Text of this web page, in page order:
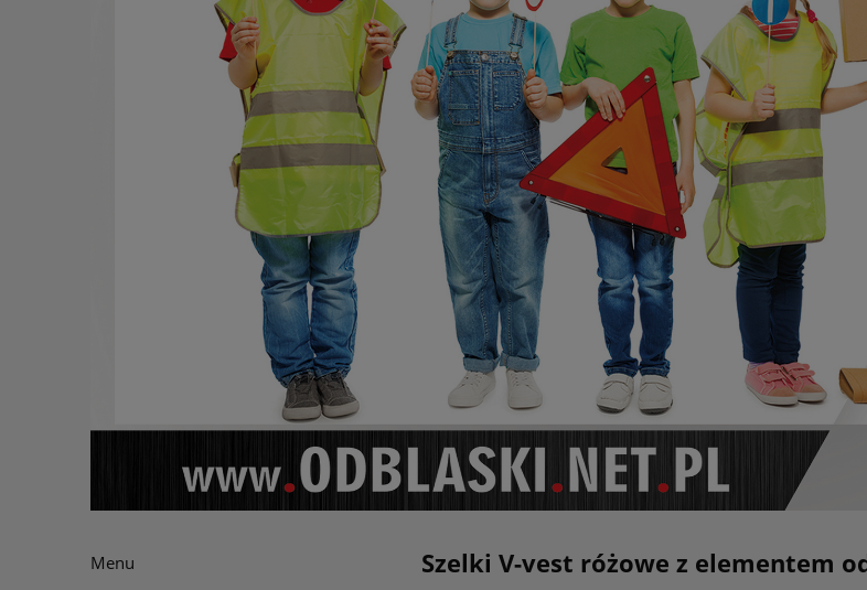
Menu Szelki V-vest różowe z elementem